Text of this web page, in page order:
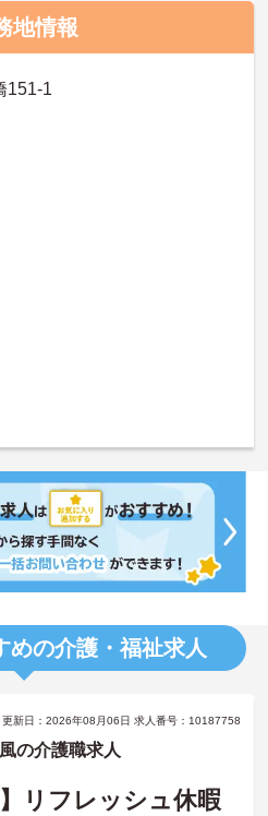
地情報
151-1
めの介護・福祉求人
更新日：2026年08月06日 求人番号：10187758
の介護職求人
リフレッシュ休暇